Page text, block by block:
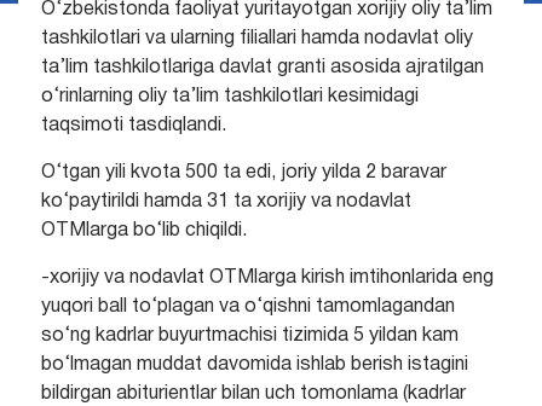
O‘zbekistonda faoliyat yuritayotgan xorijiy oliy ta’lim
tashkilotlari va ularning filiallari hamda nodavlat oliy
ta’lim tashkilotlariga davlat granti asosida ajratilgan
o‘rinlarning oliy ta’lim tashkilotlari kesimidagi
taqsimoti tasdiqlandi.
O‘tgan yili kvota 500 ta edi, joriy yilda 2 baravar
ko‘paytirildi hamda 31 ta xorijiy va nodavlat
OTMlarga bo‘lib chiqildi.
-xorijiy va nodavlat OTMlarga kirish imtihonlarida eng
yuqori ball to‘plagan va o‘qishni tamomlagandan
so‘ng kadrlar buyurtmachisi tizimida 5 yildan kam
bo‘lmagan muddat davomida ishlab berish istagini
bildirgan abiturientlar bilan uch tomonlama (kadrlar